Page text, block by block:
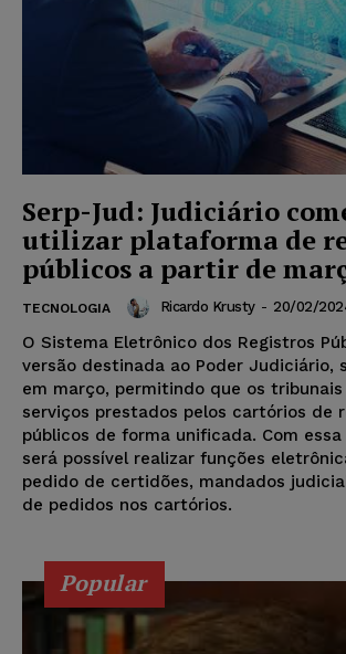
Serp-Jud: Judiciário
utilizar plataforma de
públicos a partir de
TECNOLOGIA Ricardo Krusty - 20/02/
O Sistema Eletrônico dos Registros
versão destinada ao Poder Judiciário,
em março, permitindo que os tribunais
serviços prestados pelos cartórios de
públicos de forma unificada. Com
será possível realizar funções
pedido de certidões, mandados
de pedidos nos cartórios.
Popular